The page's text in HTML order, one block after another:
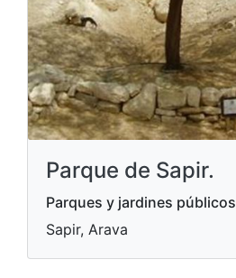
Parque de Sapir.
Parques y jardines públicos
Sapir, Arava